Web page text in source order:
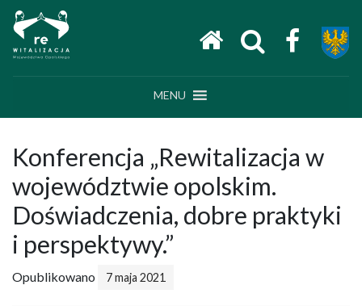
Main Navigation
MENU
Konferencja „Rewitalizacja w
województwie opolskim.
Doświadczenia, dobre praktyki
i perspektywy.”
Opublikowano 7 maja 2021